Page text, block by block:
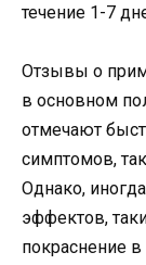
течение 1-7
Отзывы о
в основном
отмечают
симптомов,
Однако,
эффектов,
покраснение